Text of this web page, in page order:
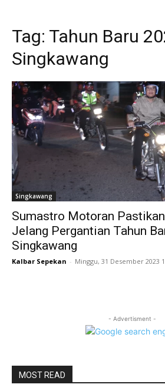
Tag: Tahun Baru
Singkawang
Singkawang
Sumastro Motoran
Jelang Pergantian Tahun
Singkawang
Kalbar Sepekan - Minggu, 31 Desember 2023
- Advertisment -
MOST READ